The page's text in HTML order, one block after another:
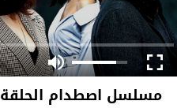
مسلسل اصطدام الحلقة 12